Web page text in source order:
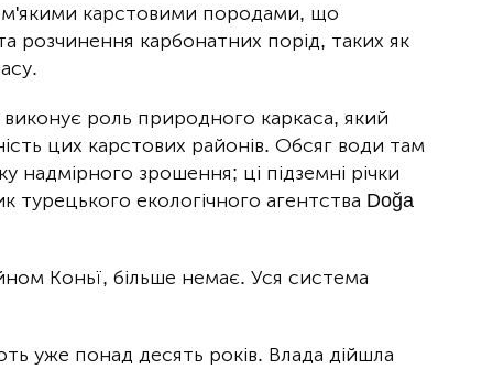
м'якими карстовими породами, що
розчинення карбонатних порід, таких як
роль природного каркаса, який
цих карстових районів. Обсяг води там
надмірного зрошення; ці підземні річки
екологічного агентства Doğa
Коньї, більше немає. Уся система
уже понад десять років. Влада дійшла